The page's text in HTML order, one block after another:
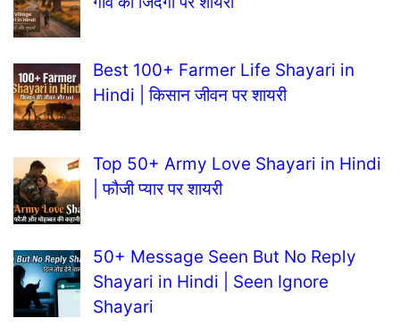
Best 100+ Farmer Life Shayari in
Hindi | किसान जीवन पर शायरी
Top 50+ Army Love Shayari in Hindi
| फौजी प्यार पर शायरी
50+ Message Seen But No Reply
Shayari in Hindi | Seen Ignore
Shayari